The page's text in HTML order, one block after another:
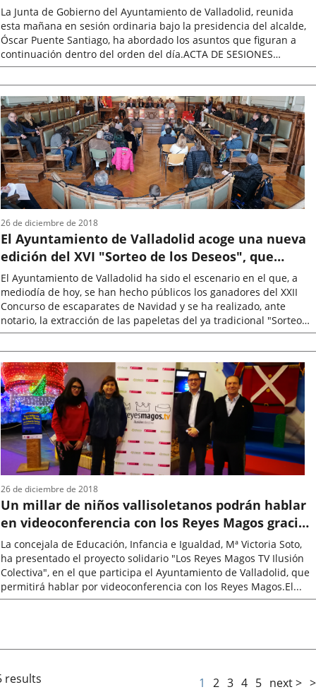
La Junta de Gobierno del Ayuntamiento de Valladolid, reunida
esta mañana en sesión ordinaria bajo la presidencia del alcalde,
Óscar Puente Santiago, ha abordado los asuntos que figuran a
continuación dentro del orden del día.ACTA DE SESIONES
ANTERIORES. - ...
de
la
noticia
El Ayuntamiento de Valladolid acoge una nueva
edición del XVI "Sorteo de los Deseos", que
reparte 20.000 euros entre los clientes del
pequeño comercio vallisoletano
El Ayuntamiento de Valladolid ha sido el escenario en el que, a
mediodía de hoy, se han hecho públicos los ganadores del XXII
Concurso de escaparates de Navidad y se ha realizado, ante
notario, la extracción de las papeletas del ya tradicional "Sorteo
de los...
de
la
noticia
26 de diciembre de 2018
Un millar de niños vallisoletanos podrán hablar
en videoconferencia con los Reyes Magos gracias
a un proyecto solidario
La concejala de Educación, Infancia e Igualdad, Mª Victoria Soto,
ha presentado el proyecto solidario "Los Reyes Magos TV Ilusión
Colectiva", en el que participa el Ayuntamiento de Valladolid, que
permitirá hablar por videoconferencia con los Reyes Magos.El...
26 de diciembre de 2018
results 1 2 3 4 5 next >